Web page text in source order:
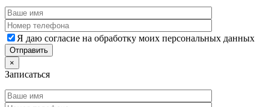
Я даю согласие на обработку моих персональных данных
×
Записаться